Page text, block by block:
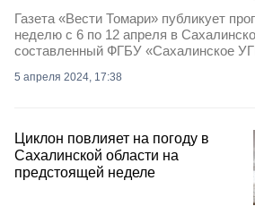
Газета «Вести Томари» публикует
неделю с 6 по 12 апреля в
составленный ФГБУ «Сахалинское
5 апреля 2024, 17:38
Циклон повлияет на погоду в
Сахалинской области на
предстоящей неделе